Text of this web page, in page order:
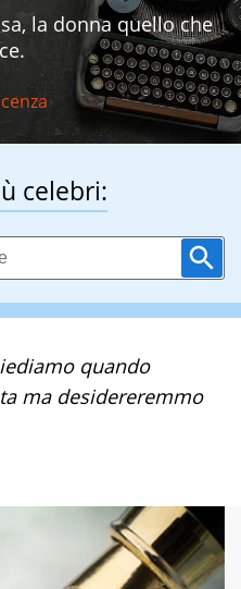
la donna quello che
celebri:
quando
ma desidereremmo